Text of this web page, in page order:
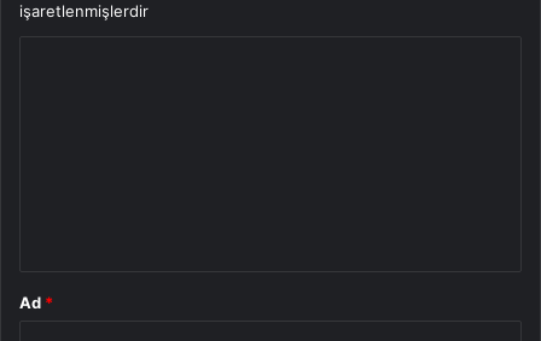
işaretlenmişlerdir
Ad *